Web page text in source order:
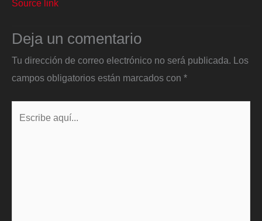
Source link
Deja un comentario
Tu dirección de correo electrónico no será publicada.
Los
campos obligatorios están marcados con *